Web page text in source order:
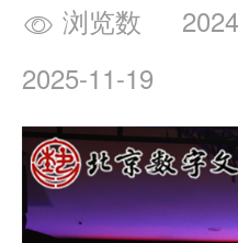
 浏览数
2024
2025-11-19